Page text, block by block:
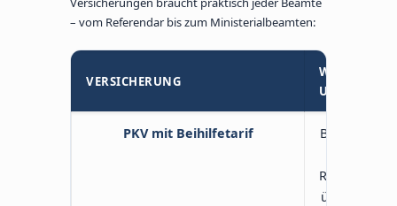
– vom Referendar bis zum Ministerialbeamten:
VERSICHERUNG
WARUM
PKV mit Beihilfetarif
Beihilfe